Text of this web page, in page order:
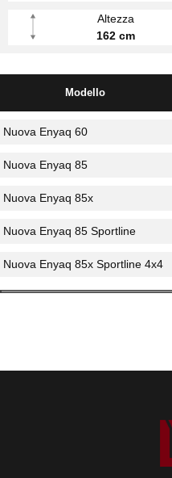
Altezza
162 cm
Modello
Nuova Enyaq 60
Nuova Enyaq 85
Nuova Enyaq 85x
Nuova Enyaq 85 Sportline
Nuova Enyaq 85x Sportline 4x4